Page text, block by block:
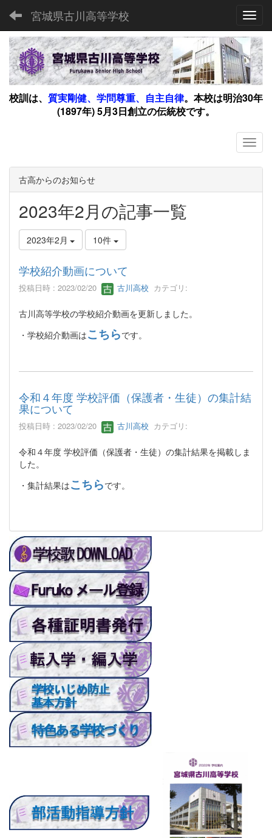
宮城県古川高等学校
校訓は、 質実剛健、学問尊重、自主自律。 本校は明治30年
(1897年) 5月3日創立の伝統校です。
古高からのお知らせ
2023年2月の記事一覧
2023年2月 10件
学校紹介動画について
投稿日時 : 2023/02/20 古川高校 カテゴリ:
古川高等学校の学校紹介動画を更新しました。
・学校紹介動画はこちらです。
令和４年度 学校評価（保護者・生徒）の集計結
果について
投稿日時 : 2023/02/20 古川高校 カテゴリ:
令和４年度 学校評価（保護者・生徒）の集計結果を掲載しま
した。
・集計結果はこちらです。